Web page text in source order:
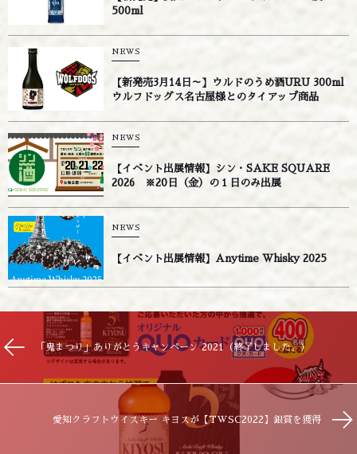
500ml
NEWS
【新発売3月14日～】ウルドのうめ酒URU 300ml
ウルフドッグス名古屋様とのタイアップ商品
NEWS
【イベント出展情報】シン・SAKE SQUARE
2026 ※20日（金）の１日のみ出展
NEWS
【イベント出展情報】Anytime Whisky 2025
「鬼まつり」ありがとうキャンペーン 2021（終了しました。）
愛知クラフトウイスキー キヨスが【TWSC2022】銀賞を獲得